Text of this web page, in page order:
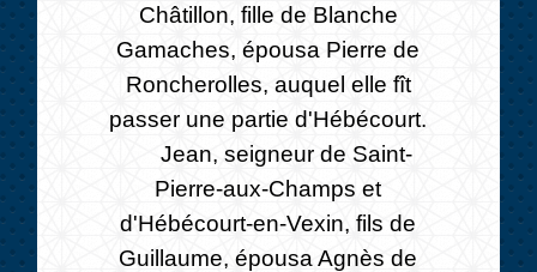
Châtillon, fille de Blanche
Gamaches, épousa Pierre de
Roncherolles, auquel elle fît
passer une partie d'Hébécourt.
Jean, seigneur de Saint-
Pierre-aux-Champs et
d'Hébécourt-en-Vexin, fils de
Guillaume, épousa Agnès de